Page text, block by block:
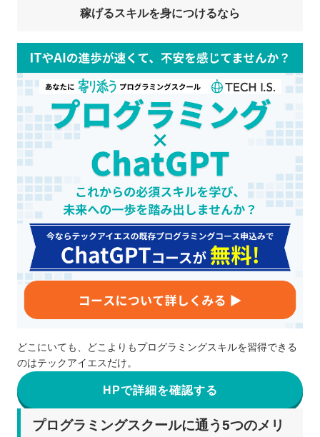
稼げるスキルを身につけるなら
どこにいても、どこよりもプログラミングスキルを習得できる
のはテックアイエスだけ。
HPで詳細を確認する
プログラミングスクールに通う5つのメリ